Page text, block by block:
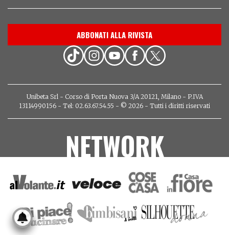
ABBONATI ALLA RIVISTA
Unibeta Srl - Corso di Porta Nuova 3/A 20121, Milano - P.IVA
13114990156 - Tel: 02.63.67.54.55 - © 2026 - Tutti i diritti riservati
NETWORK